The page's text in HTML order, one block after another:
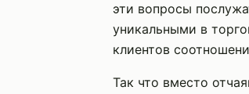
эти вопросы
уникальными в
клиентов
Так что вместо